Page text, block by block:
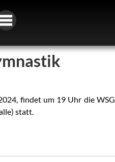
findet um 19 Uhr die WSG
statt.